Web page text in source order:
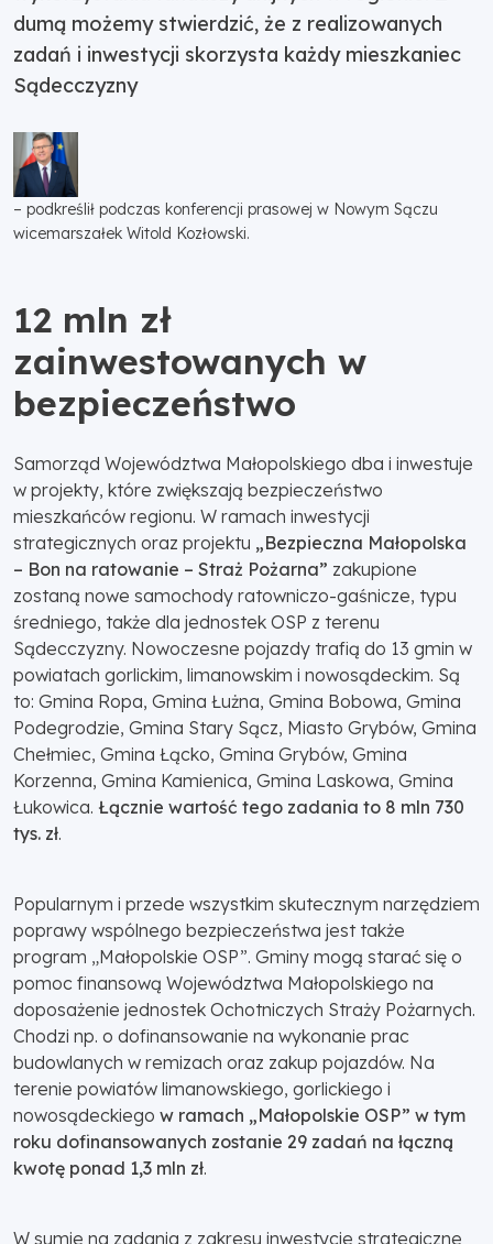
dumą możemy stwierdzić, że z realizowanych
zadań i inwestycji skorzysta każdy mieszkaniec
Sądecczyzny
– podkreślił podczas konferencji prasowej w Nowym Sączu
wicemarszałek Witold Kozłowski.
12 mln zł
zainwestowanych w
bezpieczeństwo
Samorząd Województwa Małopolskiego dba i inwestuje
w projekty, które zwiększają bezpieczeństwo
mieszkańców regionu. W ramach inwestycji
strategicznych oraz projektu „Bezpieczna Małopolska
– Bon na ratowanie – Straż Pożarna” zakupione
zostaną nowe samochody ratowniczo-gaśnicze, typu
średniego, także dla jednostek OSP z terenu
Sądecczyzny. Nowoczesne pojazdy trafią do 13 gmin w
powiatach gorlickim, limanowskim i nowosądeckim. Są
to: Gmina Ropa, Gmina Łużna, Gmina Bobowa, Gmina
Podegrodzie, Gmina Stary Sącz, Miasto Grybów, Gmina
Chełmiec, Gmina Łącko, Gmina Grybów, Gmina
Korzenna, Gmina Kamienica, Gmina Laskowa, Gmina
Łukowica. Łącznie wartość tego zadania to 8 mln 730
tys. zł.
Popularnym i przede wszystkim skutecznym narzędziem
poprawy wspólnego bezpieczeństwa jest także
program „Małopolskie OSP”. Gminy mogą starać się o
pomoc finansową Województwa Małopolskiego na
doposażenie jednostek Ochotniczych Straży Pożarnych.
Chodzi np. o dofinansowanie na wykonanie prac
budowlanych w remizach oraz zakup pojazdów. Na
terenie powiatów limanowskiego, gorlickiego i
nowosądeckiego w ramach „Małopolskie OSP” w tym
roku dofinansowanych zostanie 29 zadań na łączną
kwotę ponad 1,3 mln zł.
W sumie na zadania z zakresu inwestycje strategiczne